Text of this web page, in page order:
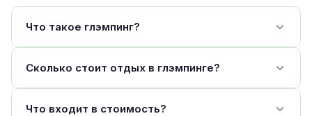
Что такое глэмпинг?
Сколько стоит отдых в глэмпинге?
Что входит в стоимость?